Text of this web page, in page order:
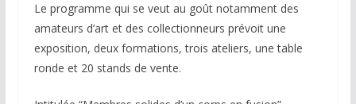
Le programme qui se veut au goût notamment des
amateurs d’art et des collectionneurs prévoit une
exposition, deux formations, trois ateliers, une table
ronde et 20 stands de vente.